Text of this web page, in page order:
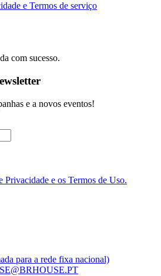
e Termos de serviço
com sucesso.
e a novos eventos!
Privacidade e os Termos de Uso.
para a rede fixa nacional)